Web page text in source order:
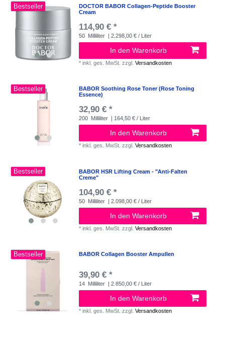
Bestseller
DOCTOR BABOR Collagen-Peptide Booster
Cream
114,90 € *
50 Milliliter | 2.298,00 € / Liter
In den Warenkorb
*inkl. ges. MwSt. zzgl.Versandkosten
Bestseller
BABOR Soothing Rose Toner (Rose Toning
Essence)
32,90 € *
200 Milliliter | 164,50 € / Liter
In den Warenkorb
*inkl. ges. MwSt. zzgl.Versandkosten
Bestseller
BABOR HSR Lifting Cream - "Anti-Falten
Creme"
104,90 € *
50 Milliliter | 2.098,00 € / Liter
In den Warenkorb
*inkl. ges. MwSt. zzgl.Versandkosten
Bestseller BABOR Collagen Booster Ampullen
39,90 € *
14 Milliliter | 2.850,00 € / Liter
In den Warenkorb
*inkl. ges. MwSt. zzgl.Versandkosten